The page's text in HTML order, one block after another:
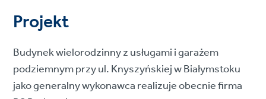
Projekt
Budynek wielorodzinny z usługami i garażem
podziemnym przy ul. Knyszyńskiej w Białymstoku
jako generalny wykonawca realizuje obecnie firma